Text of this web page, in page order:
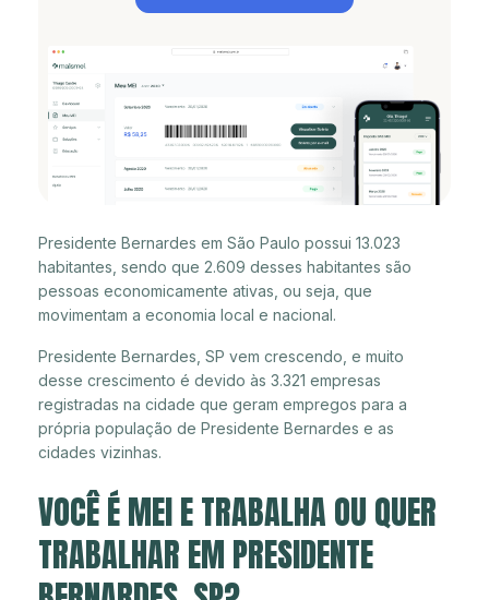
Presidente Bernardes em São Paulo possui 13.023
habitantes, sendo que 2.609 desses habitantes são
pessoas economicamente ativas, ou seja, que
movimentam a economia local e nacional.
Presidente Bernardes, SP vem crescendo, e muito
desse crescimento é devido às 3.321 empresas
registradas na cidade que geram empregos para a
própria população de Presidente Bernardes e as
cidades vizinhas.
VOCÊ É MEI E TRABALHA OU QUER
TRABALHAR EM PRESIDENTE